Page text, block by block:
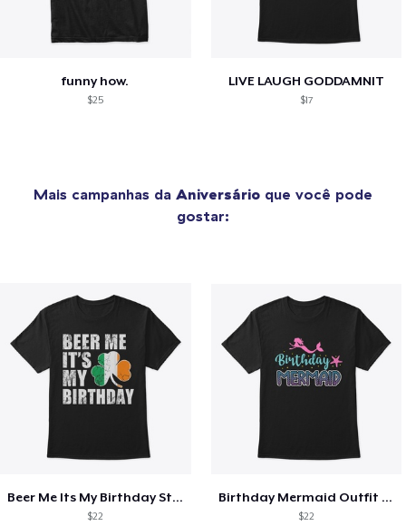
funny how.
$25
LIVE LAUGH GODDAMNIT
$17
Mais campanhas da Aniversário que você pode
gostar:
Beer Me Its My Birthday St Patricks Day
$22
Birthday Mermaid Outfit Costume
$22